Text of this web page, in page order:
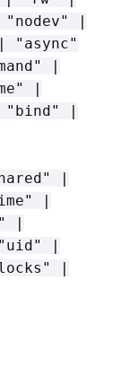
|
"async"
|
|
|
|
|
|
|
|